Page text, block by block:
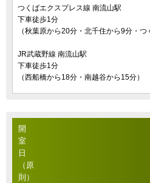
つくばエクスプレス線 南流山駅
下車徒歩1分
（秋葉原から20分・北千住から9分・つ
JR武蔵野線 南流山駅
下車徒歩1分
（西船橋から18分・南越谷から15分）
開
室
日
（原
則）